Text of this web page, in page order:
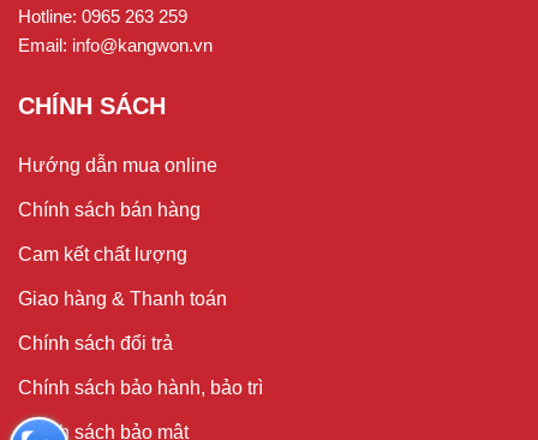
Hotline: 0965 263 259
Email: info@kangwon.vn
CHÍNH SÁCH
Hướng dẫn mua online
Chính sách bán hàng
Cam kết chất lượng
Giao hàng & Thanh toán
Chính sách đổi trả
Chính sách bảo hành, bảo trì
Chính sách bảo mật